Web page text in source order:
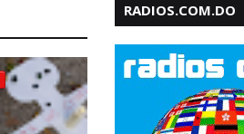
RADIOS.COM.DO